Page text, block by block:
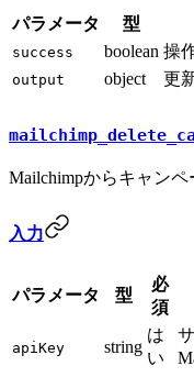
パラメータ 型
success boolean 操
output object 更
Mailchimpからキャン
入力
パラメータ 型
必
須
apiKey string
は
い